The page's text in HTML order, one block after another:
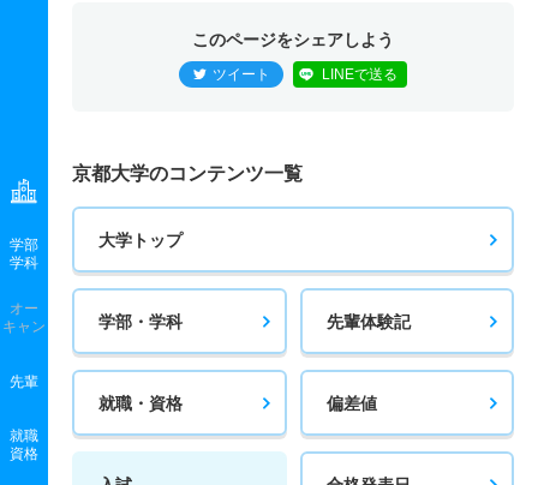
学部
学科
オー
キャン
先輩
就職
資格
このページをシェアしよう
ツイート LINEで送る
京都大学のコンテンツ一覧
大学トップ
学部・学科 先輩体験記
就職・資格 偏差値